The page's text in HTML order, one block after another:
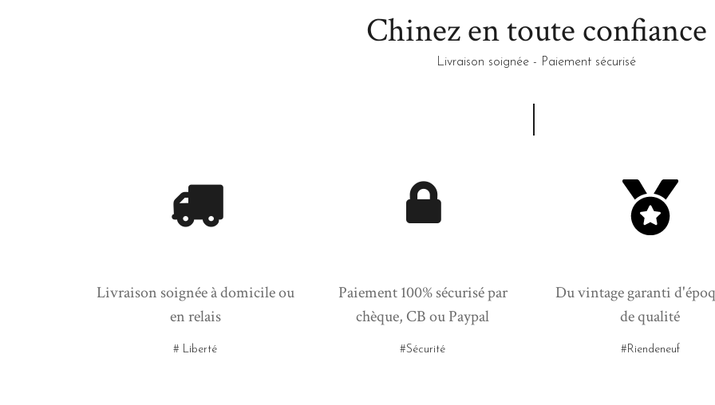
Chinez en toute confiance
Livraison soignée - Paiement sécurisé
Livraison soignée à domicile ou
en relais
# Liberté
Paiement 100% sécurisé par
chèque, CB ou Paypal
#Sécurité
Du vintage garanti
de qualité
#Riendeneuf